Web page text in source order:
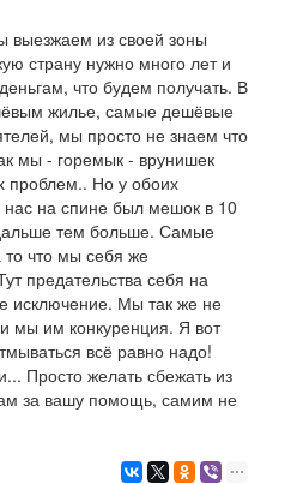
выезжаем из своей зоны
страну нужно много лет и
что будем получать. В
жилье, самые дешёвые
мы просто не знаем что
мы - горемык - врунишек
проблем.. Но у обоих
нас на спине был мешок в 10
тем больше. Самые
что мы себя же
предательства себя на
исключение. Мы так же не
мы им конкуренция. Я вот
всё равно надо!
Просто желать сбежать из
за вашу помощь, самим не